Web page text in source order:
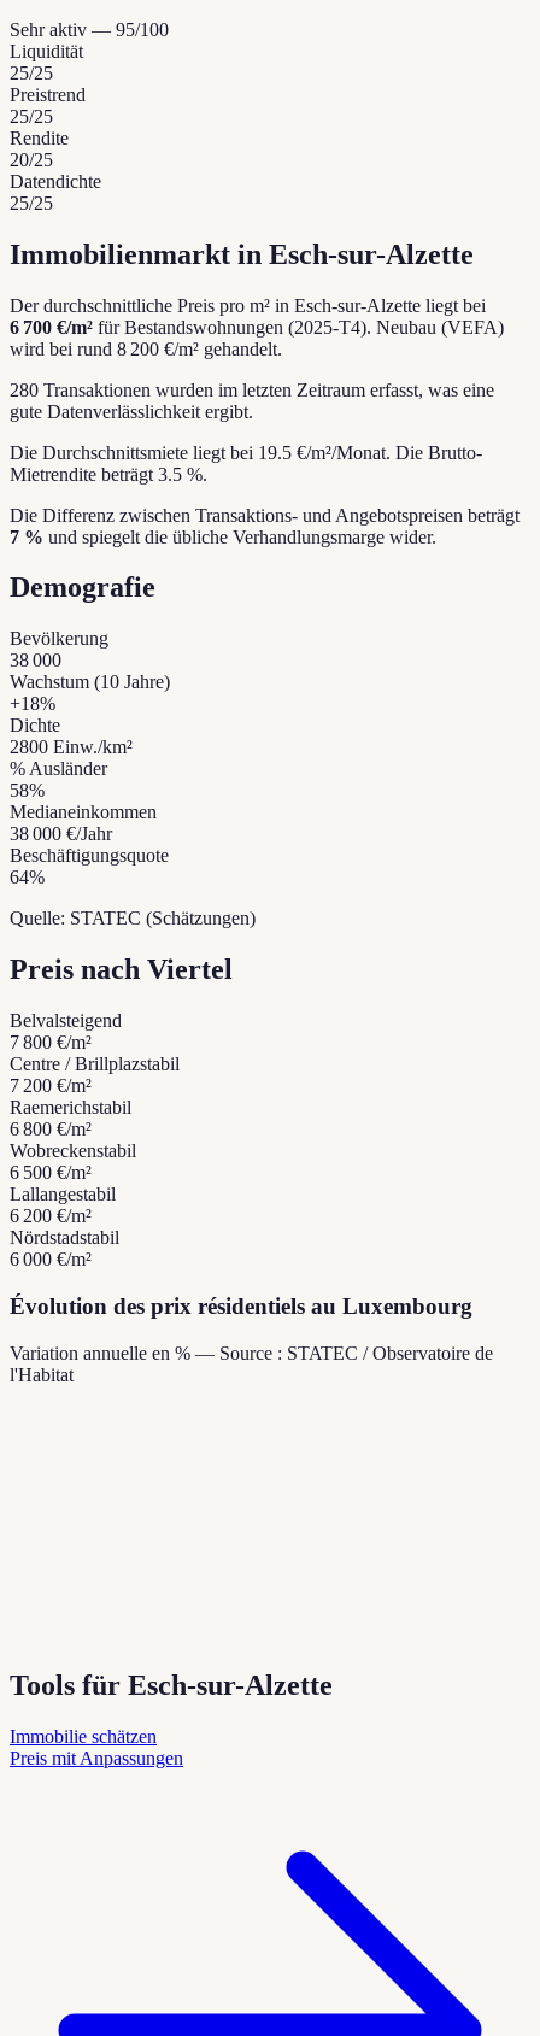
Sehr aktiv — 95/100
Liquidität
25/25
Preistrend
25/25
Rendite
20/25
Datendichte
25/25
Immobilienmarkt in Esch-sur-Alzette
Der durchschnittliche Preis pro m² in Esch-sur-Alzette liegt bei
6 700 €/m² für Bestandswohnungen (2025-T4). Neubau (VEFA)
wird bei rund 8 200 €/m² gehandelt.
280 Transaktionen wurden im letzten Zeitraum erfasst, was eine
gute Datenverlässlichkeit ergibt.
Die Durchschnittsmiete liegt bei 19.5 €/m²/Monat. Die Brutto-
Mietrendite beträgt 3.5 %.
Die Differenz zwischen Transaktions- und Angebotspreisen beträgt
7 % und spiegelt die übliche Verhandlungsmarge wider.
Demografie
Bevölkerung
38 000
Wachstum (10 Jahre)
+18%
Dichte
2800 Einw./km²
% Ausländer
58%
Medianeinkommen
38 000 €/Jahr
Beschäftigungsquote
64%
Quelle: STATEC (Schätzungen)
Preis nach Viertel
Belvalsteigend
7 800 €/m²
Centre / Brillplazstabil
7 200 €/m²
Raemerichstabil
6 800 €/m²
Wobreckenstabil
6 500 €/m²
Lallangestabil
6 200 €/m²
Nördstadstabil
6 000 €/m²
Évolution des prix résidentiels au Luxembourg
Variation annuelle en % — Source : STATEC / Observatoire de
l'Habitat
Tools für Esch-sur-Alzette
Immobilie schätzen
Preis mit Anpassungen